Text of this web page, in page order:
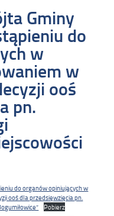
Gminy
do
w
w
ooś
pn.
do organów opiniujących w
ooś dla przedsięwzięcia pn.
Pobierz